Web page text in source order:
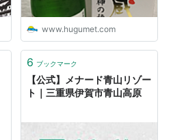
www.hugumet.com
6 ブックマーク
【公式】メナード青山リゾー
ト｜三重県伊賀市青山高原